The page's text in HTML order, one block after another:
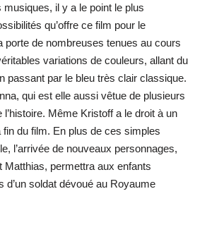
il y a le point le plus
qu’offre ce film pour le
porte de nombreuses tenues au cours
variations de couleurs, allant du
passant par le bleu très clair classique.
qui est elle aussi vêtue de plusieurs
l’histoire. Même Kristoff a le droit à un
fin du film. En plus de ces simples
l’arrivée de nouveaux personnages,
Matthias, permettra aux enfants
d’un soldat dévoué au Royaume